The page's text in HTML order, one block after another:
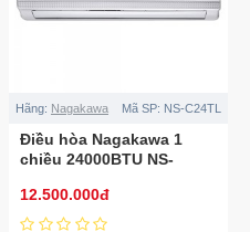
Hãng: Nagakawa Mã SP: NS-C24TL
Điều hòa Nagakawa 1
chiều 24000BTU NS-
12.500.000đ